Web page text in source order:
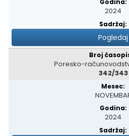
2024
Pogledaj
Poresko-
342/343
2024